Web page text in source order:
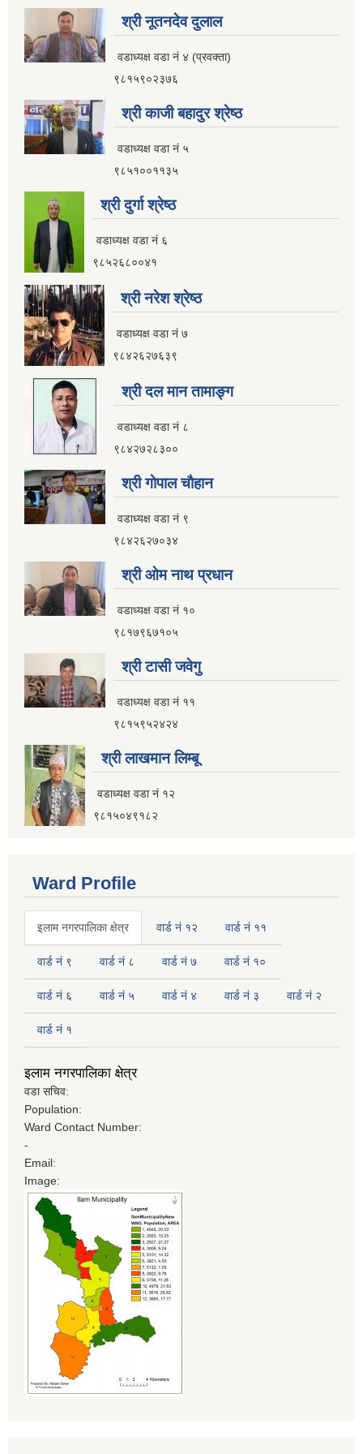
श्री नूतनदेव दुलाल
वडाध्यक्ष वडा नं ४ (प्रवक्ता)
९८१५९०२३७६
श्री काजी बहादुर श्रेष्ठ
वडाध्यक्ष वडा नं ५
९८५१००११३५
श्री दुर्गा श्रेष्ठ
वडाध्यक्ष वडा नं ६
९८५२६८००४१
श्री नरेश श्रेष्ठ
वडाध्यक्ष वडा नं ७
९८४२६२७६३९
श्री दल मान तामाङ्ग
वडाध्यक्ष वडा नं ८
९८४२७२८३००
श्री गाेपाल चाैहान
वडाध्यक्ष वडा नं ९
९८४२६२७०३४
श्री ओम नाथ प्रधान
वडाध्यक्ष वडा नं १०
९८१७९६७१०५
श्री टासी जवेगु
वडाध्यक्ष वडा नं ११
९८१५९५२४२४
श्री लाखमान लिम्बू
वडाध्यक्ष वडा नं १२
९८१५०४९१८२
Ward Profile
इलाम नगरपालिका क्षेत्र वार्ड नं १२ वार्ड नं ११
वार्ड नं ९ वार्ड नं ८ वार्ड नं ७ वार्ड नं १०
वार्ड नं ६ वार्ड नं ५ वार्ड नं ४ वार्ड नं ३ वार्ड नं २
वार्ड नं १
इलाम नगरपालिका क्षेत्र
वडा सचिव:
Population:
Ward Contact Number:
-
Email:
Image: